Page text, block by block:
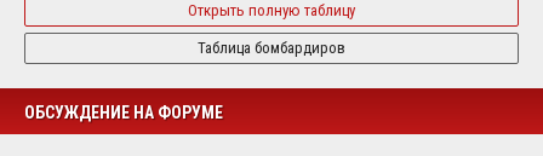
Открыть полную таблицу
Таблица бомбардиров
ОБСУЖДЕНИЕ НА ФОРУМЕ